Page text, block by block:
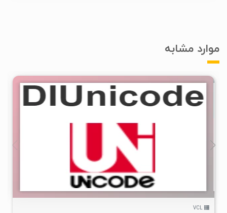
موارد مشابه
۱۴۰۲/۰۲/۱۱
VCL